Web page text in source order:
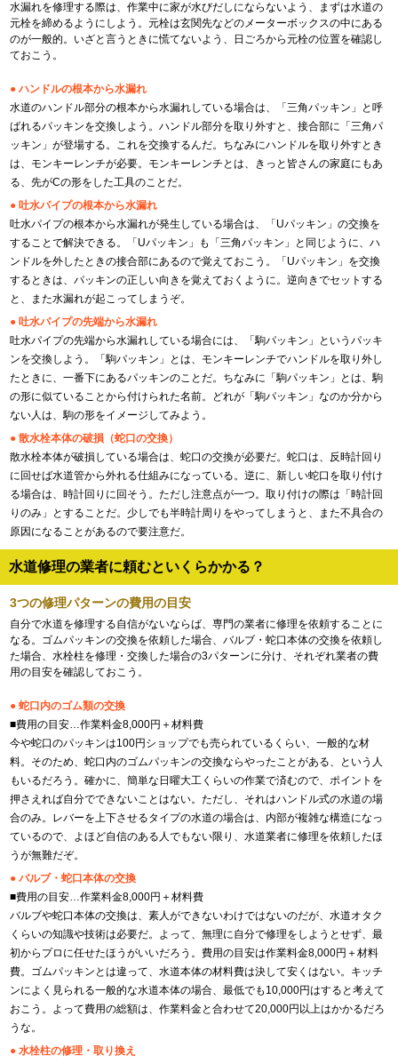
水漏れを修理する際は、作業中に家が水びだしにならないよう、まずは水道の
元栓を締めるようにしよう。元栓は玄関先などのメーターボックスの中にある
のが一般的。いざと言うときに慌てないよう、日ごろから元栓の位置を確認し
ておこう。
● ハンドルの根本から水漏れ
水道のハンドル部分の根本から水漏れしている場合は、「三角パッキン」と呼
ばれるパッキンを交換しよう。ハンドル部分を取り外すと、接合部に「三角パ
ッキン」が登場する。これを交換するんだ。ちなみにハンドルを取り外すとき
は、モンキーレンチが必要。モンキーレンチとは、きっと皆さんの家庭にもあ
る、先がCの形をした工具のことだ。
● 吐水パイプの根本から水漏れ
吐水パイプの根本から水漏れが発生している場合は、「Uパッキン」の交換を
することで解決できる。「Uパッキン」も「三角パッキン」と同じように、ハ
ンドルを外したときの接合部にあるので覚えておこう。「Uパッキン」を交換
するときは、パッキンの正しい向きを覚えておくように。逆向きでセットする
と、また水漏れが起こってしまうぞ。
● 吐水パイプの先端から水漏れ
吐水パイプの先端から水漏れしている場合には、「駒パッキン」というパッキ
ンを交換しよう。「駒パッキン」とは、モンキーレンチでハンドルを取り外し
たときに、一番下にあるパッキンのことだ。ちなみに「駒パッキン」とは、駒
の形に似ていることから付けられた名前。どれが「駒パッキン」なのか分から
ない人は、駒の形をイメージしてみよう。
● 散水栓本体の破損（蛇口の交換）
散水栓本体が破損している場合は、蛇口の交換が必要だ。蛇口は、反時計回り
に回せば水道管から外れる仕組みになっている。逆に、新しい蛇口を取り付け
る場合は、時計回りに回そう。ただし注意点が一つ。取り付けの際は「時計回
りのみ」とすることだ。少しでも半時計周りをやってしまうと、また不具合の
原因になることがあるので要注意だ。
水道修理の業者に頼むといくらかかる？
3つの修理パターンの費用の目安
自分で水道を修理する自信がないならば、専門の業者に修理を依頼することに
なる。ゴムパッキンの交換を依頼した場合、バルブ・蛇口本体の交換を依頼し
た場合、水栓柱を修理・交換した場合の3パターンに分け、それぞれ業者の費
用の目安を確認しておこう。
● 蛇口内のゴム類の交換
■費用の目安…作業料金8,000円＋材料費
今や蛇口のパッキンは100円ショップでも売られているくらい、一般的な材
料。そのため、蛇口内のゴムパッキンの交換ならやったことがある、という人
もいるだろう。確かに、簡単な日曜大工くらいの作業で済むので、ポイントを
押さえれば自分でできないことはない。ただし、それはハンドル式の水道の場
合のみ。レバーを上下させるタイプの水道の場合は、内部が複雑な構造になっ
ているので、よほど自信のある人でもない限り、水道業者に修理を依頼したほ
うが無難だぞ。
● バルブ・蛇口本体の交換
■費用の目安…作業料金8,000円＋材料費
バルブや蛇口本体の交換は、素人ができないわけではないのだが、水道オタク
くらいの知識や技術は必要だ。よって、無理に自分で修理をしようとせず、最
初からプロに任せたほうがいいだろう。費用の目安は作業料金8,000円＋材料
費。ゴムパッキンとは違って、水道本体の材料費は決して安くはない。キッチ
ンによく見られる一般的な水道本体の場合、最低でも10,000円はすると考えて
おこう。よって費用の総額は、作業料金と合わせて20,000円以上はかかるだろ
うな。
● 水栓柱の修理・取り換え